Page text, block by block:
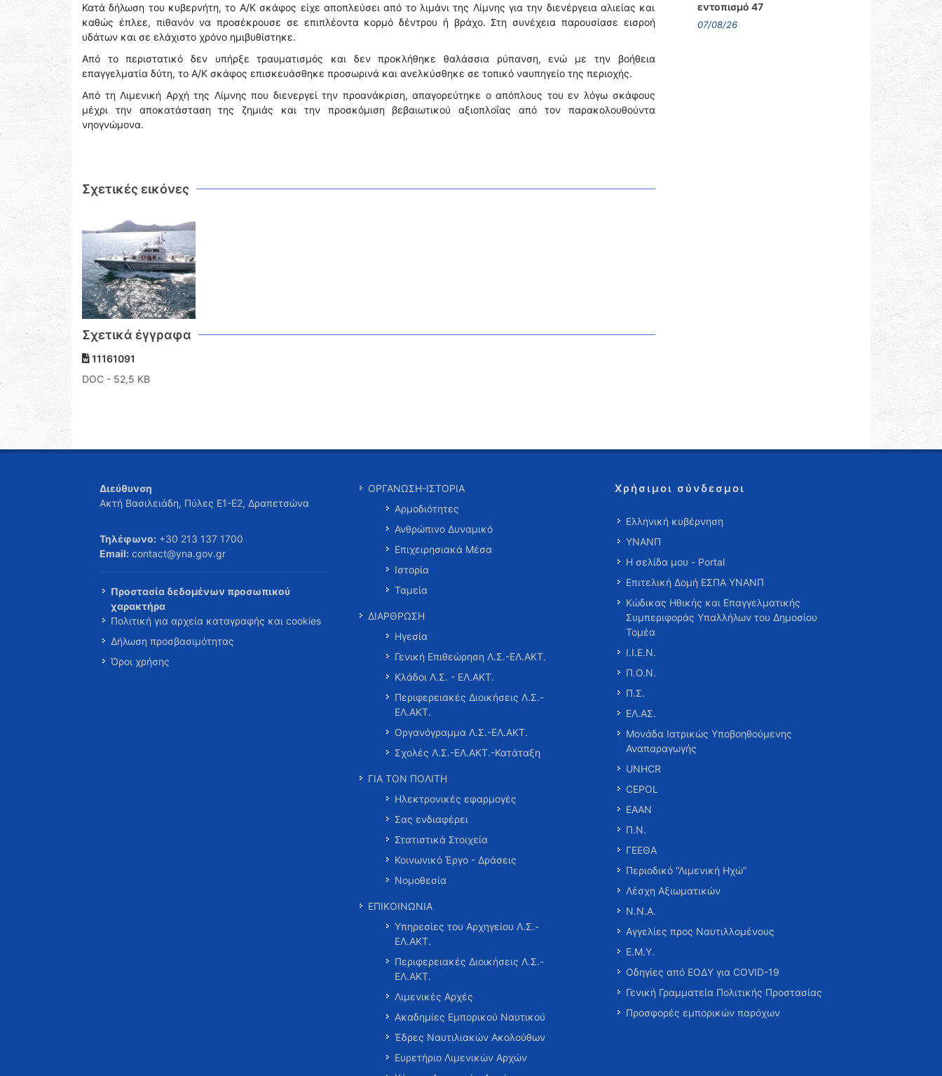
Κατά δήλωση του κυβερνήτη, το Α/Κ σκάφος είχε αποπλεύσει από το λιμάνι της Λίμνης για την διενέργεια αλιείας και
καθώς έπλεε, πιθανόν να προσέκρουσε σε επιπλέοντα κορμό δέντρου ή βράχο. Στη συνέχεια παρουσίασε εισροή
υδάτων και σε ελάχιστο χρόνο ημιβυθίστηκε.
Από το περιστατικό δεν υπήρξε τραυματισμός και δεν προκλήθηκε θαλάσσια ρύπανση, ενώ με την βοήθεια
επαγγελματία δύτη, το Α/Κ σκάφος επισκευάσθηκε προσωρινά και ανελκύσθηκε σε τοπικό ναυπηγείο της περιοχής.
Από τη Λιμενική Αρχή της Λίμνης που διενεργεί την προανάκριση, απαγορεύτηκε ο απόπλους του εν λόγω σκάφους
μέχρι την αποκατάσταση της ζημιάς και την προσκόμιση βεβαιωτικού αξιοπλοΐας από τον παρακολουθούντα
νηογνώμονα.
Σχετικές εικόνες
Σχετικά έγγραφα
11161091
DOC - 52,5 KB
εντοπισμό 47
07/08/26
Διεύθυνση
Ακτή Βασιλειάδη, Πύλες Ε1-Ε2, Δραπετσώνα
Τηλέφωνο: +30 213 137 1700
Email: contact@yna.gov.gr
Προστασία δεδομένων προσωπικού
χαρακτήρα
Πολιτική για αρχεία καταγραφής και cookies
Δήλωση προσβασιμότητας
Όροι χρήσης
ΟΡΓΑΝΩΣΗ-ΙΣΤΟΡΙΑ
Αρμοδιότητες
Ανθρώπινο Δυναμικό
Επιχειρησιακά Μέσα
Ιστορία
Ταμεία
ΔΙΑΡΘΡΩΣΗ
Ηγεσία
Γενική Επιθεώρηση Λ.Σ.-ΕΛ.ΑΚΤ.
Κλάδοι Λ.Σ. - ΕΛ.ΑΚΤ.
Περιφερειακές Διοικήσεις Λ.Σ.-
ΕΛ.ΑΚΤ.
Οργανόγραμμα Λ.Σ.-ΕΛ.ΑΚΤ.
Σχολές Λ.Σ.-ΕΛ.ΑΚΤ.-Κατάταξη
ΓΙΑ ΤΟΝ ΠΟΛΙΤΗ
Ηλεκτρονικές εφαρμογές
Σας ενδιαφέρει
Στατιστικά Στοιχεία
Κοινωνικό Έργο - Δράσεις
Νομοθεσία
ΕΠΙΚΟΙΝΩΝΙΑ
Υπηρεσίες του Αρχηγείου Λ.Σ.-
ΕΛ.ΑΚΤ.
Περιφερειακές Διοικήσεις Λ.Σ.-
ΕΛ.ΑΚΤ.
Λιμενικές Αρχές
Ακαδημίες Εμπορικού Ναυτικού
Έδρες Ναυτιλιακών Ακολούθων
Ευρετήριο Λιμενικών Αρχών
Χρήσιμοι σύνδεσμοι
Ελληνική κυβέρνηση
ΥΝΑΝΠ
Η σελίδα μου - Portal
Επιτελική Δομή ΕΣΠΑ ΥΝΑΝΠ
Κώδικας Ηθικής και Επαγγελματικής
Συμπεριφοράς Υπαλλήλων του Δημοσίου
Τομέα
Ι.Ι.Ε.Ν.
Π.Ο.Ν.
Π.Σ.
ΕΛ.ΑΣ.
Μονάδα Ιατρικώς Υποβοηθούμενης
Αναπαραγωγής
UNHCR
CEPOL
ΕΑΑΝ
Π.Ν.
ΓΕΕΘΑ
Περιοδικό “Λιμενική Ηχώ”
Λέσχη Αξιωματικών
Ν.Ν.Α.
Αγγελίες προς Ναυτιλλομένους
Ε.Μ.Υ.
Οδηγίες από ΕΟΔΥ για COVID-19
Γενική Γραμματεία Πολιτικής Προστασίας
Προσφορές εμπορικών παρόχων